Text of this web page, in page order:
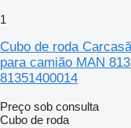
1
Cubo de roda
para camião MAN
81351400014
Preço sob consulta
Cubo de roda